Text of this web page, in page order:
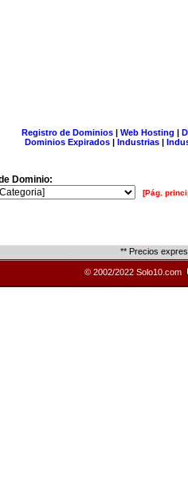
Registro de Dominios| Web Hosting |
Dominios Expirados | Industrias |
Dominio:
[Pág.
** Precios
© 2002/2022 Solo10.com